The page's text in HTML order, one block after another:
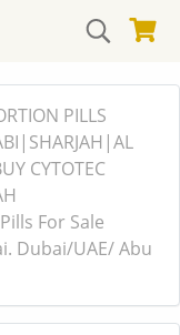
PILLS
CYTOTEC
For Sale
Dubai/UAE/ Abu